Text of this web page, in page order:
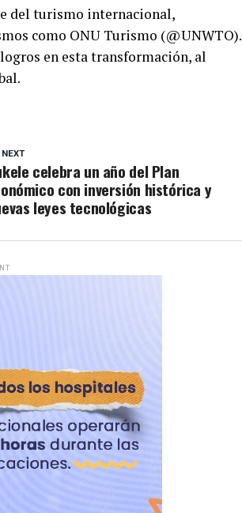
del turismo internacional,
como ONU Turismo (@UNWTO).
en esta transformación, al
celebra un año del Plan
con inversión histórica y
leyes tecnológicas